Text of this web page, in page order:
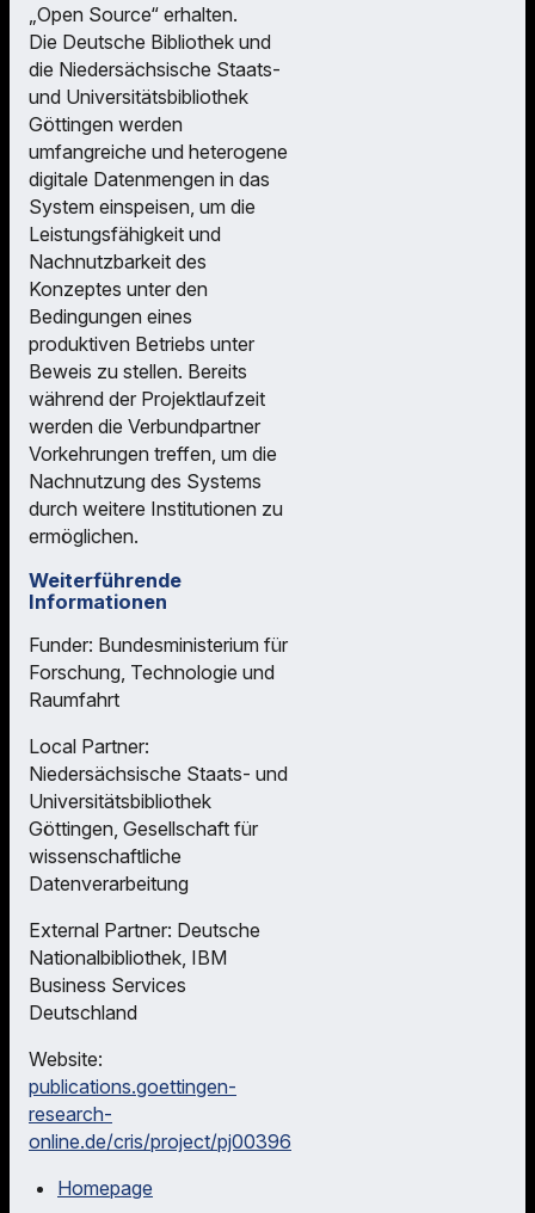
„Open Source“ erhalten.
Die Deutsche Bibliothek und
die Niedersächsische Staats-
und Universitätsbibliothek
Göttingen werden
umfangreiche und heterogene
digitale Datenmengen in das
System einspeisen, um die
Leistungsfähigkeit und
Nachnutzbarkeit des
Konzeptes unter den
Bedingungen eines
produktiven Betriebs unter
Beweis zu stellen. Bereits
während der Projektlaufzeit
werden die Verbundpartner
Vorkehrungen treffen, um die
Nachnutzung des Systems
durch weitere Institutionen zu
ermöglichen.
Weiterführende
Informationen
Funder: Bundesministerium für
Forschung, Technologie und
Raumfahrt
Local Partner:
Niedersächsische Staats- und
Universitätsbibliothek
Göttingen, Gesellschaft für
wissenschaftliche
Datenverarbeitung
External Partner: Deutsche
Nationalbibliothek, IBM
Business Services
Deutschland
Website:
publications.goettingen-
research-
online.de/cris/project/pj00396
Homepage